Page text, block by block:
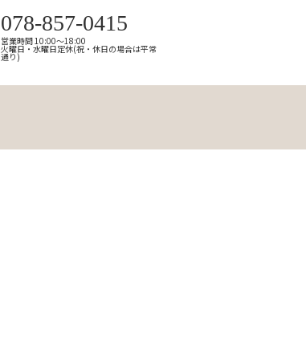
078-857-0415
営業時間 10:00～18:00
火曜日・水曜日定休(祝・休日の場合は平常
通り)